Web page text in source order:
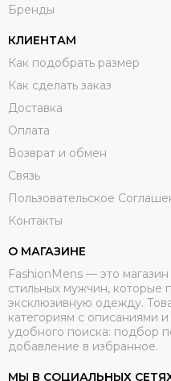
Бренды
КЛИЕНТАМ
Как подобрать размер
Как сделать заказ
Доставка
Оплата
Возврат и обмен
Связь
Пользовательское
Контакты
О МАГАЗИНЕ
FashionMens — это
стильных мужчин, которые
эксклюзивную одежду.
категориям с описаниями
удобного поиска: подбор
добавление в избранное.
МЫ В СОЦИАЛЬНЫХ